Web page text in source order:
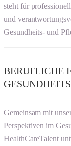
steht für
und
Gesundheits- und
BERUFLICHE
Gemeinsam mit
Perspektiven im
HealthCareTalent